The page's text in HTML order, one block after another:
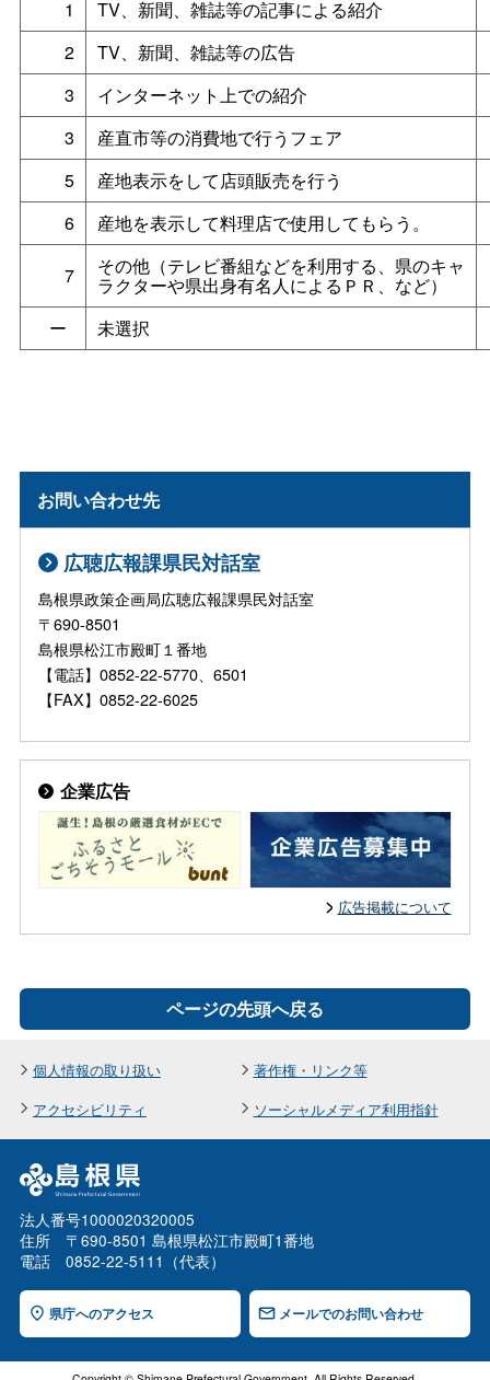
1
TV、新聞、雑誌等の記事による紹介
2
TV、新聞、雑誌等の広告
3
インターネット上での紹介
3
産直市等の消費地で行うフェア
5
産地表示をして店頭販売を行う
6
産地を表示して料理店で使用してもらう。
7 その他（テレビ番組などを利用する、県のキャ
ラクターや県出身有名人によるＰＲ、など）
ー
未選択
お問い合わせ先
広聴広報課県民対話室
島根県政策企画局広聴広報課県民対話室
〒690-8501
島根県松江市殿町１番地
【電話】0852-22-5770、6501
【FAX】0852-22-6025
企業広告
広告掲載について
ページの先頭へ戻る
個人情報の取り扱い
著作権・リンク等
アクセシビリティ
ソーシャルメディア利用指針
法人番号1000020320005
住所 〒690-8501 島根県松江市殿町1番地
電話 0852-22-5111（代表）
県庁へのアクセス メールでのお問い合わせ